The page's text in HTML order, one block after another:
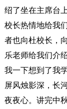
绍了坐在主席台
校长热情地给我
者也向杜校长，
乐老师给我们介
我一下想到了我
屏风烛影深，长
夜夜心。讲完中